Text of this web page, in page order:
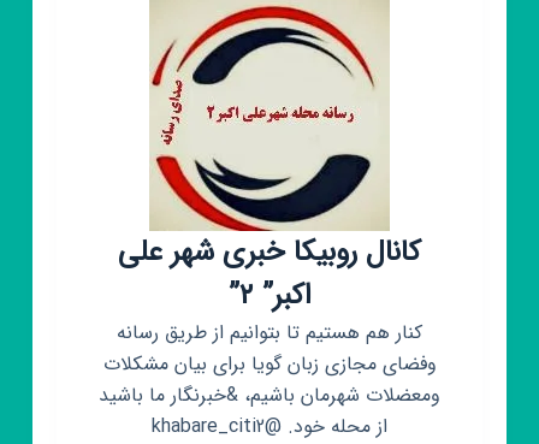
کانال روبیکا خبری شهر علی
اکبر” ۲”
کنار هم هستیم تا بتوانیم از طریق رسانه
وفضای مجازی زبان گویا برای بیان مشکلات
ومعضلات شهرمان باشیم، &خبرنگار ما باشید
از محله خود. @khabare_citi2